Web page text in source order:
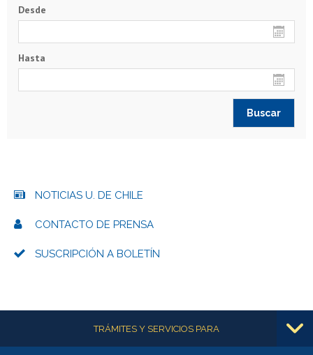
Desde
Hasta
NOTICIAS U. DE CHILE
CONTACTO DE PRENSA
SUSCRIPCIÓN A BOLETÍN
Más informaciónTRÁMITES Y SERVICIOS PARA